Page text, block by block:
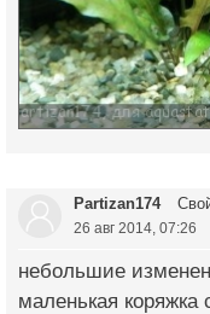
Partizan174
26 авг 2014, 07:26
небольшие
маленькая